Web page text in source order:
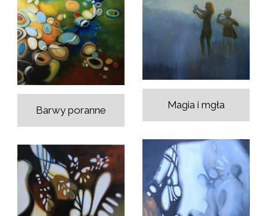
Magia i mgła
Barwy poranne